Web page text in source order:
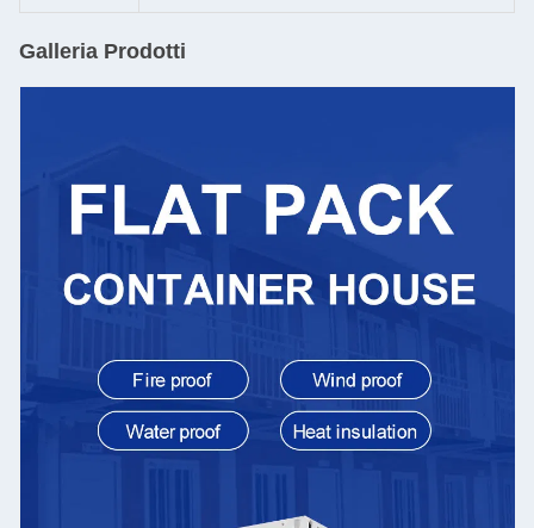
Galleria Prodotti